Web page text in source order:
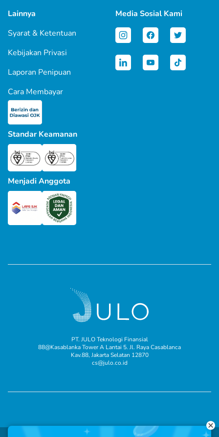
Lainnya
Syarat & Ketentuan
Kebijakan Privasi
Laporan Penipuan
Cara Membayar
Media Sosial Kami
Standar Keamanan
Menjadi Anggota
PT. JULO Teknologi Finansial
88@Kasablanka Tower A Lantai 5. Jl. Raya Casablanca
Kav.88, Jakarta Selatan 12870
cs@julo.co.id